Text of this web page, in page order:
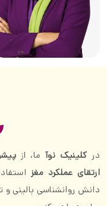
درکلینیک نوآما، از
ارتقای عملکرد مغز
دانش روانشناسی بالینی